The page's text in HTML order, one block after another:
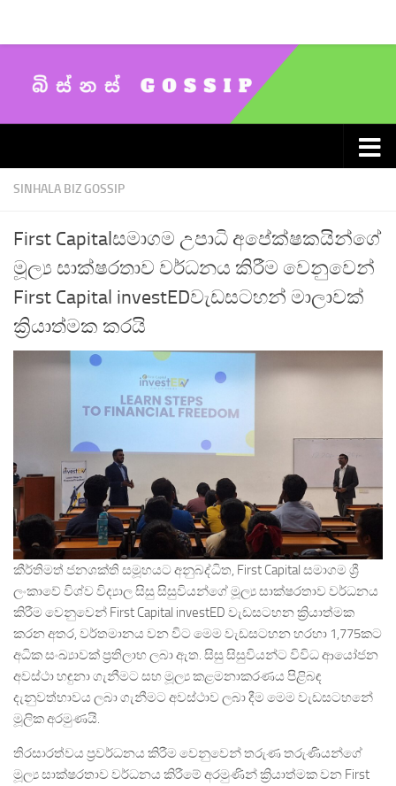
SINHALA BIZ GOSSIP
First Capitalසමාගම උපාධි අපේක්ෂකයින්ගේ
මූල්‍ය සාක්ෂරතාව වර්ධනය කිරීම වෙනුවෙන්
First Capital investEDවැඩසටහන් මාලාවක්
ක්‍රියාත්මක කරයි
කීර්තිමත් ජනශක්ති සමූහයට අනුබද්ධිත, First Capital සමාගම ශ්‍රී
ලංකාවේ විශ්ව විද්‍යාල සිසු සිසුවියන්ගේ මූල්‍ය සාක්ෂරතාව වර්ධනය
කිරීම වෙනුවෙන් First Capital investED වැඩසටහන ක්‍රියාත්මක
කරන අතර, වර්තමානය වන විට මෙම වැඩසටහන හරහා 1,775කට
අධික සංඛ්‍යාවක් ප්‍රතිලාභ ලබා ඇත. සිසු සිසුවියන්ට විවිධ ආයෝජන
අවස්ථා හඳුනා ගැනීමට සහ මූල්‍ය කළමනාකරණය පිළිබඳ
දැනුවත්භාවය ලබා ගැනීමට අවස්ථාව ලබා දීම මෙම වැඩසටහනේ
මූලික අරමුණයි.
තිරසාරත්වය ප්‍රවර්ධනය කිරීම වෙනුවෙන් තරුණ තරුණියන්ගේ
මූල්‍ය සාක්ෂරතාව වර්ධනය කිරීමේ අරමුණින් ක්‍රියාත්මක වන First